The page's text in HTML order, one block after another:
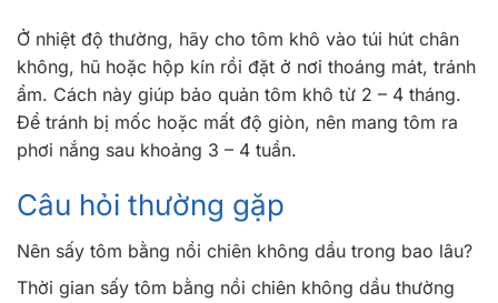
Ở nhiệt độ thường, hãy cho tôm khô vào túi hút chân
không, hũ hoặc hộp kín rồi đặt ở nơi thoáng mát, tránh
ẩm. Cách này giúp bảo quản tôm khô từ 2 – 4 tháng.
Để tránh bị mốc hoặc mất độ giòn, nên mang tôm ra
phơi nắng sau khoảng 3 – 4 tuần.
Câu hỏi thường gặp
Nên sấy tôm bằng nồi chiên không dầu trong bao lâu?
Thời gian sấy tôm bằng nồi chiên không dầu thường